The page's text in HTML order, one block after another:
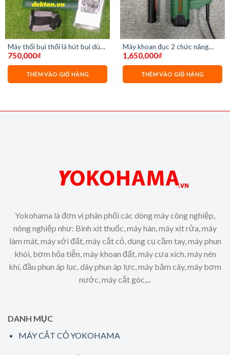
Máy thổi bụi thổi lá hút bụi dùng
pin Dekton M21-TB01 ( Chưa
gồm pin và sạc)
750,000₫
THÊM VÀO GIỎ HÀNG
Máy khoan đục 2 chức năng
DEKTON DK-RH3002
1,650,000₫
THÊM VÀO GIỎ HÀNG
Yokohama là đơn vị phân phối các dòng máy công nghiệp,
nông nghiệp như: Bình xịt thuốc, máy hàn, máy xịt rửa, máy
làm mát, máy xới đất, máy cắt cỏ, dụng cụ cầm tay, máy phun
khói, bơm hỏa tiễn, máy khoan đất, máy cưa xích, máy nén
khí, đầu phun áp lục, dây phun áp lực, máy băm cây, máy bơm
nước, máy cắt góc,...
DANH MỤC
MÁY CẮT CỎ YOKOHAMA